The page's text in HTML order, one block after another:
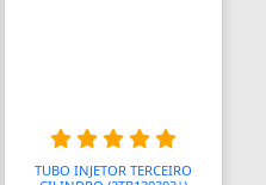
TUBO INJETOR TERCEIRO